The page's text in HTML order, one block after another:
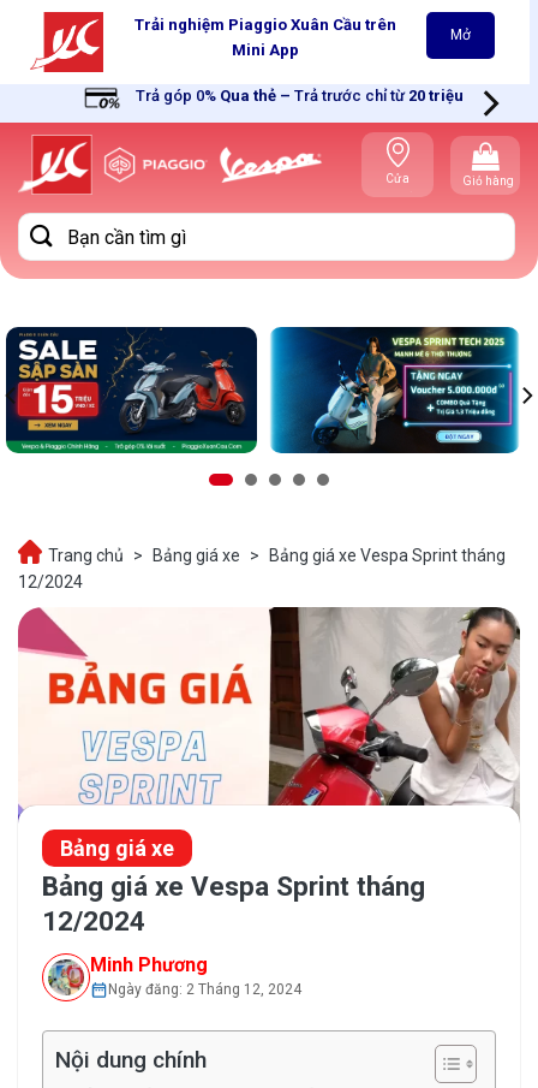
content
Trải nghiệm Piaggio Xuân Cầu trên
Mini App
Mở
Trả góp 0% Qua thẻ – Trả trước chỉ từ 20 triệu
Cửa
hàng gần
bạn
Giỏ hàng
Tìm
kiếm:
Trang chủ > Bảng giá xe >
Bảng giá xe Vespa Sprint tháng
12/2024
Bảng giá xe
Bảng giá xe Vespa Sprint tháng
12/2024
Minh Phương
Ngày đăng: 2 Tháng 12, 2024
Nội dung chính